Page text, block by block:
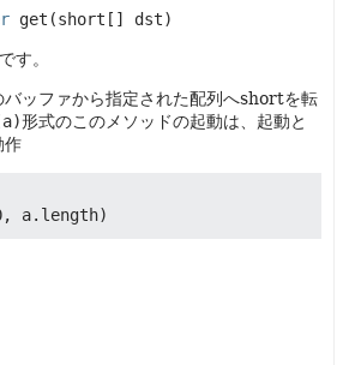
get (short[] dst)
す。
バッファから指定された配列へshortを転
形式のこのメソッドの起動は、起動と
作